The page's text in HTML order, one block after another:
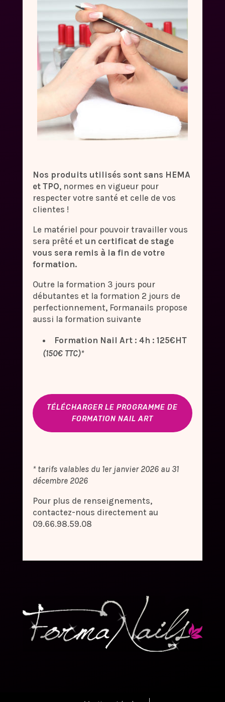
Nos produits utilisés sont sans HEMA
et TPO, normes en vigueur pour
respecter votre santé et celle de vos
clientes !
Le matériel pour pouvoir travailler vous
sera prêté et un certificat de stage
vous sera remis à la fin de votre
formation.
Outre la formation 3 jours pour
débutantes et la formation 2 jours de
perfectionnement, Formanails propose
aussi la formation suivante
Formation Nail Art : 4h : 125€HT
(150€ TTC)*
TÉLÉCHARGER LE PROGRAMME DE
FORMATION NAIL ART
* tarifs valables du 1er janvier 2026 au 31
décembre 2026
Pour plus de renseignements,
contactez-nous directement au
09.66.98.59.08